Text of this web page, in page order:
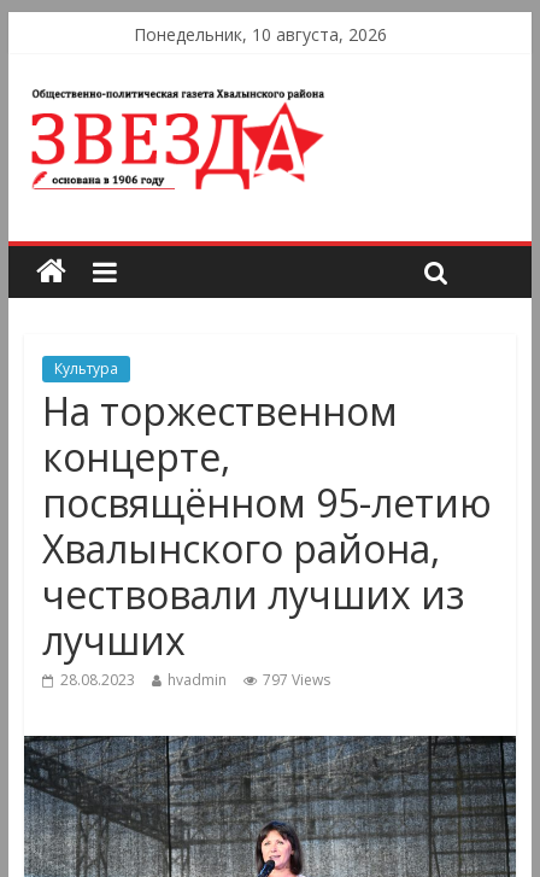
Понедельник, 10 августа, 2026
Культура
На торжественном
концерте,
посвящëнном 95-летию
Хвалынского района,
чествовали лучших из
лучших
28.08.2023 hvadmin 797 Views